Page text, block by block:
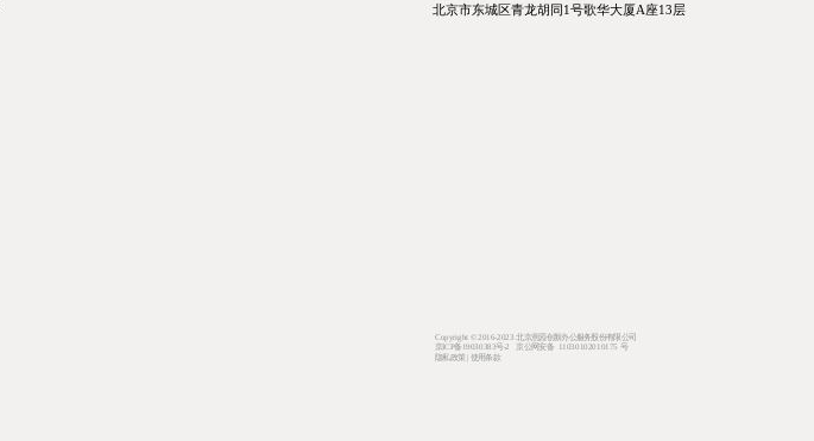
北京市东城区青龙胡同1号歌华大厦A座13层
Copyright © 2016-2023 北京意园创新办公服务股份有限公司
京ICP备19030383号-2 京公网安备 11030102010175 号
隐私政策 | 使用条款